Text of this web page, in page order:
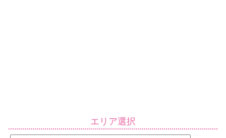
エリア選択